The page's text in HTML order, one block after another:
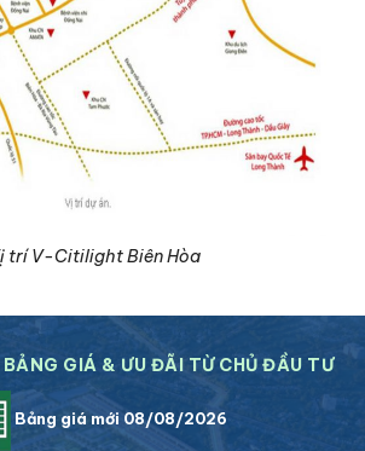
trí V-Citilight Biên Hòa
GIÁ & ƯU ĐÃI TỪ CHỦ ĐẦU TƯ
Bảng giá mới 08/08/2026